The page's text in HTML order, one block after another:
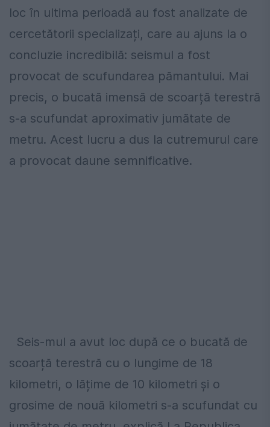
loc în ultima perioadă au fost analizate de
cercetătorii specializați, care au ajuns la o
concluzie incredibilă: seismul a fost
provocat de scufundarea pămantului. Mai
precis, o bucată imensă de scoarță terestră
s-a scufundat aproximativ jumătate de
metru. Acest lucru a dus la cutremurul care
a provocat daune semnificative.
Seis-mul a avut loc după ce o bucată de
scoarță terestră cu o lungime de 18
kilometri, o lățime de 10 kilometri și o
grosime de nouă kilometri s-a scufundat cu